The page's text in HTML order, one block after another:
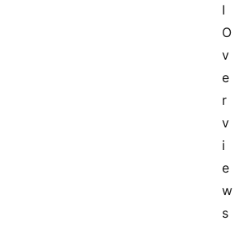
I
O
v
e
r
v
i
e
w
s